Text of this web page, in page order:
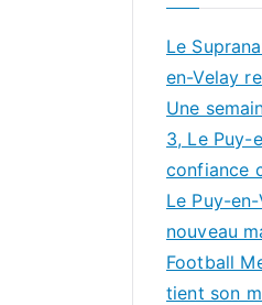
Le
en-Velay
Une
3, Le Puy-
confiance
Le Puy-
nouveau
Football
tient son